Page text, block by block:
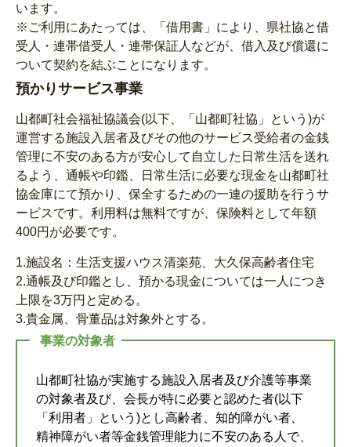
います。
※ご利用にあたっては、「借用書」により、県社協と借
受人・連帯借受人・連帯保証人などが、借入及び償還に
ついて契約を結ぶことになります。
預かりサービス事業
山都町社会福祉協議会(以下、「山都町社協」という)が
運営する施設入居者及びその他のサービス受給者の金銭
管理に不安のある方が安心して自立した日常生活を送れ
るよう、通帳や印鑑、日常生活に必要な現金を山都町社
協金庫にて預かり、保全するための一連の援助を行うサ
ービスです。利用料は無料ですが、保険料として年額
400円が必要です。
1.施設名：生活支援ハウス清楽苑、大久保高齢者住宅
2.通帳及び印鑑とし、預かる現金については一人につき
上限を3万円と定める。
3.貴金属、骨董品は対象外とする。
事業の対象者
山都町社協が実施する施設入居者及び介護等事業
の対象者及び、会長が特に必要と認めた者(以下
「利用者」という)とし高齢者、知的障がい者、
精神障がい者等金銭管理能力に不安のある人で、